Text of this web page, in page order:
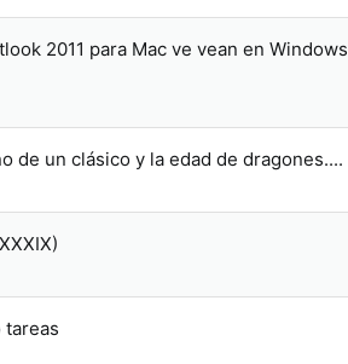
2011 para Mac ve vean en Windows
de un clásico y la edad de dragones....